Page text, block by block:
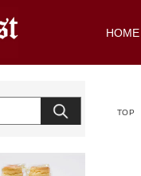
HOME
TOP